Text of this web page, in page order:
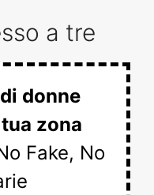
a tre
donne
zona
Fake, No